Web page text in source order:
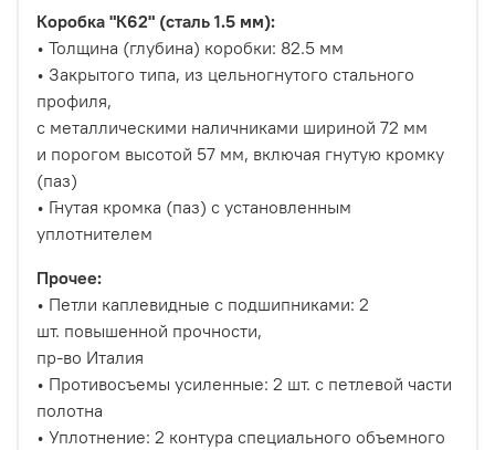
Коробка "К62" (сталь 1.5 мм):
• Толщина (глубина) коробки: 82.5 мм
• Закрытого типа, из цельногнутого стального
профиля,
с металлическими наличниками шириной 72 мм
и порогом высотой 57 мм, включая гнутую кромку
(паз)
• Гнутая кромка (паз) с установленным
уплотнителем
Прочее:
• Петли каплевидные с подшипниками: 2
шт. повышенной прочности,
пр-во Италия
• Противосъемы усиленные: 2 шт. с петлевой части
полотна
• Уплотнение: 2 контура специального объемного